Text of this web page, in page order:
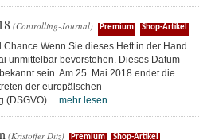
(Controlling-Journal) Premium Shop-Artikel
Chance Wenn Sie dieses Heft in der Hand
unmittelbar bevorstehen. Dieses Datum
sein. Am 25. Mai 2018 endet die
der europäischen
(DSGVO).... mehr lesen
(Kristoffer Ditz) Premium Shop-Artikel